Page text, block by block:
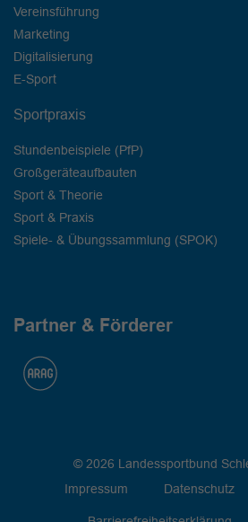
Vereinsführung
Marketing
Digitalisierung
E-Sport
Sportpraxis
Stundenbeispiele (PfP)
Großgeräteaufbauten
Sport & Theorie
Sport & Praxis
Spiele- & Übungssammlung (SPOK)
Partner & Förderer
© 2026 Landessportbund
Impressum
Datenschutz